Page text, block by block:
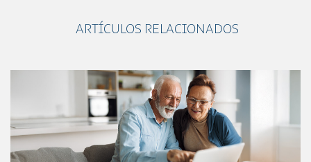
ARTÍCULOS RELACIONADOS